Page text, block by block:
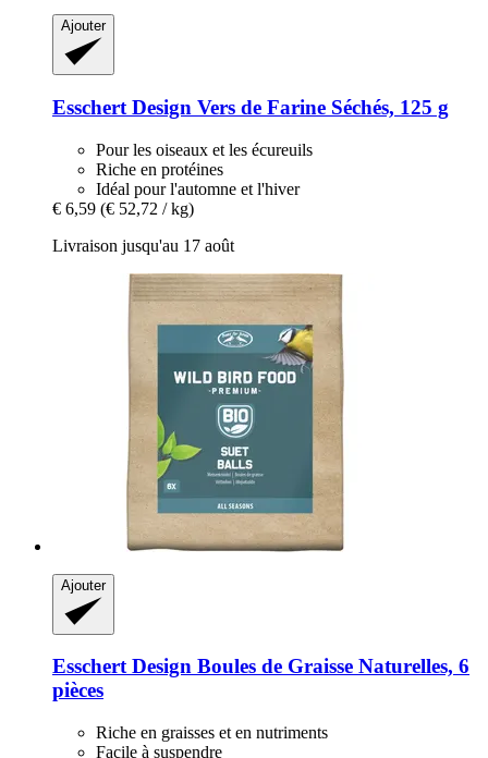
Ajouter
Esschert Design Vers de Farine Séchés, 125 g
Pour les oiseaux et les écureuils
Riche en protéines
Idéal pour l'automne et l'hiver
€ 6,59 (€ 52,72 / kg)
Livraison jusqu'au 17 août
Ajouter
Esschert Design Boules de Graisse Naturelles, 6
pièces
Riche en graisses et en nutriments
Facile à suspendre